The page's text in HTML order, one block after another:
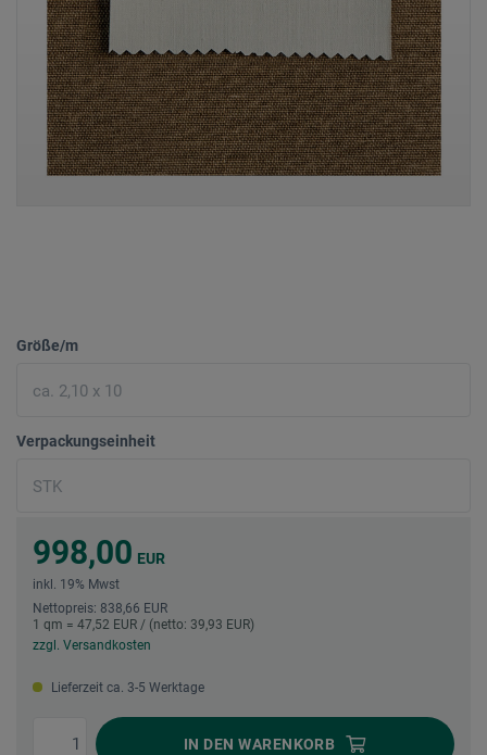
Größe/m
Verpackungseinheit
998,00 EUR
inkl. 19% Mwst
Nettopreis: 838,66 EUR
1 qm = 47,52 EUR / (netto: 39,93 EUR)
zzgl. Versandkosten
Lieferzeit ca. 3-5 Werktage
IN DEN WARENKORB